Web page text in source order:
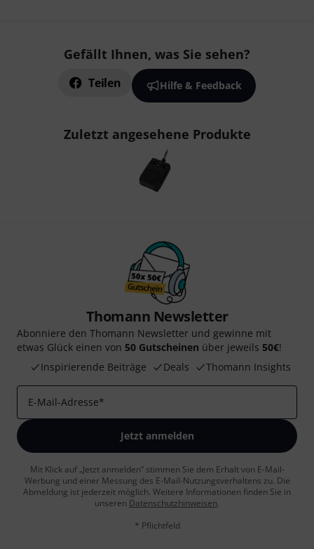
Gefällt Ihnen, was Sie sehen?
Teilen Hilfe & Feedback
Zuletzt angesehene Produkte
Thomann Newsletter
Abonniere den Thomann Newsletter und gewinne mit
etwas Glück einen von 50 Gutscheinen über jeweils 50€!
Inspirierende Beiträge
Deals Thomann Insights
E-Mail-Adresse*
Jetzt anmelden
Mit Klick auf „Jetzt anmelden“ stimmen Sie dem Erhalt von E-Mail-
Werbung und einer Messung des E-Mail-Nutzungsverhaltens zu. Die
Abmeldung ist jederzeit möglich. Weitere Informationen finden Sie in
unseren Datenschutzhinweisen.
* Pflichtfeld